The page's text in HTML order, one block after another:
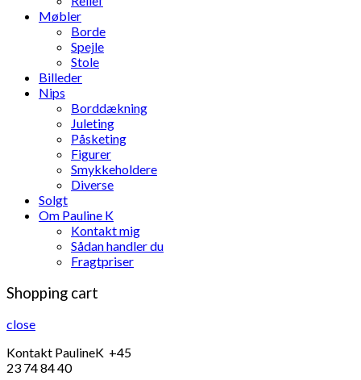
Møbler
Borde
Spejle
Stole
Billeder
Nips
Borddækning
Juleting
Påsketing
Figurer
Smykkeholdere
Diverse
Solgt
Om Pauline K
Kontakt mig
Sådan handler du
Fragtpriser
Shopping cart
close
Kontakt PaulineK +45
23 74 84 40